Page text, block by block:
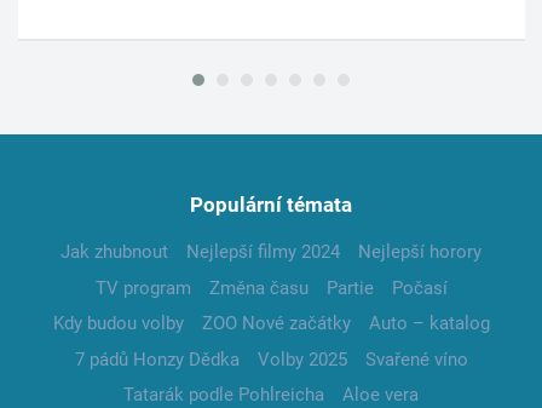
Populární témata
Jak zhubnout Nejlepší filmy 2024
Nejlepší horory
TV program
Změna času Partie
Počasí
Kdy budou volby
ZOO Nové začátky
Auto – katalog
7 pádů Honzy Dědka
Volby 2025
Svařené víno
Tatarák podle Pohlreicha
Aloe vera